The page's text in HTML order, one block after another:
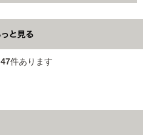
47件あります